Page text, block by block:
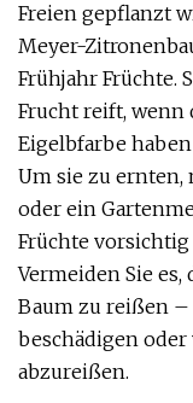
Freien gepflanzt
Meyer-
Frühjahr Früchte.
Frucht reift, wenn
Eigelbfarbe
Um sie zu ernten,
oder ein
Früchte vorsichtig
Vermeiden Sie
Baum zu reißen –
beschädigen
abzureißen.